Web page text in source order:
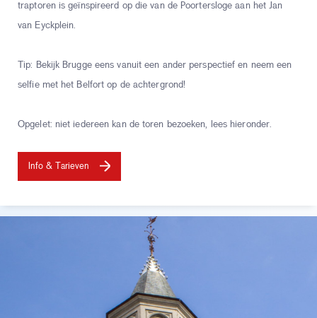
traptoren is geïnspireerd op die van de Poortersloge aan het Jan
van Eyckplein.
Tip: Bekijk Brugge eens vanuit een ander perspectief en neem een
selfie met het Belfort op de achtergrond!
Opgelet: niet iedereen kan de toren bezoeken, lees hieronder.
Info & Tarieven